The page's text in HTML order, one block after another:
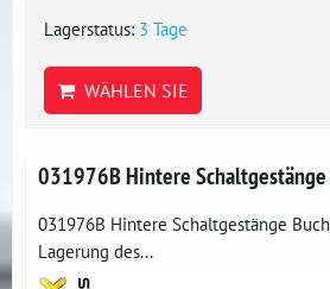
Lagerstatus: 3 Tage
WÄHLEN SIE
031976B Hintere Schaltgestänge
031976B Hintere Schaltgestänge
Lagerung des...